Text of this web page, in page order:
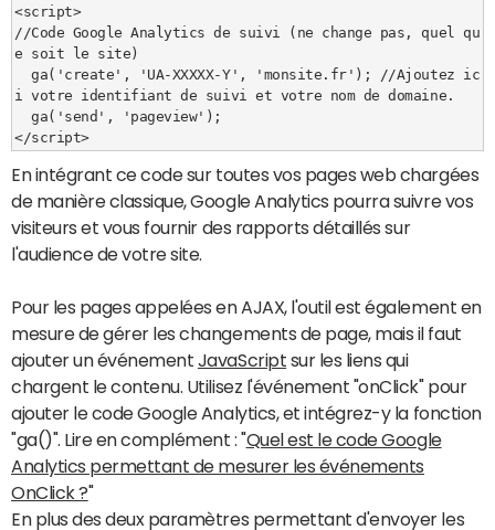
<script>
//Code Google Analytics de suivi (ne change pas, quel qu
e soit le site)
ga('create', 'UA-XXXXX-Y', 'monsite.fr'); //Ajoutez ic
i votre identifiant de suivi et votre nom de domaine.
ga('send', 'pageview');
</script>
En intégrant ce code sur toutes vos pages web chargées
de manière classique, Google Analytics pourra suivre vos
visiteurs et vous fournir des rapports détaillés sur
l'audience de votre site.
Pour les pages appelées en AJAX, l'outil est également en
mesure de gérer les changements de page, mais il faut
ajouter un événement JavaScript sur les liens qui
chargent le contenu. Utilisez l'événement "onClick" pour
ajouter le code Google Analytics, et intégrez-y la fonction
"ga()". Lire en complément : "Quel est le code Google
Analytics permettant de mesurer les événements
OnClick ?"
En plus des deux paramètres permettant d'envoyer les